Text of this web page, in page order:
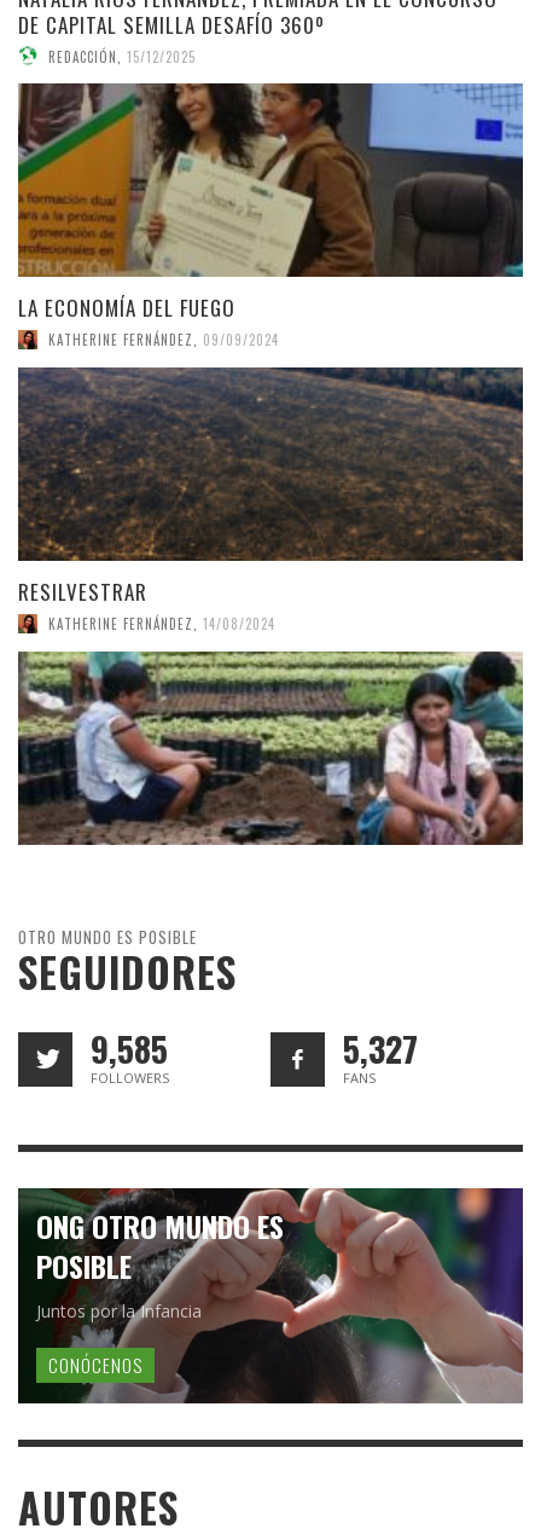
DE CAPITAL SEMILLA DESAFÍO 360º
REDACCIÓN 15/12/2025
LA ECONOMÍA DEL FUEGO
KATHERINE FERNÁNDEZ, 09/09/2024
RESILVESTRAR
KATHERINE FERNÁNDEZ 14/08/2024
OTRO MUNDO ES POSIBLE
SEGUIDORES
9,585
FOLLOWERS
5,327
FANS
ONG OTRO MUNDO ES
POSIBLE
Juntos por la Infancia
CONÓCENOS
AUTORES